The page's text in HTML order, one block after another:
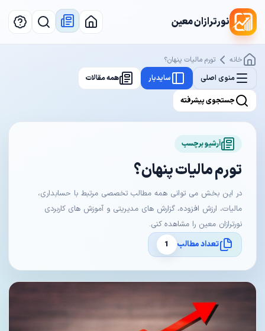
نورترازان معین
خانه
تورم مالیات پنهان؟
منوی اصلی
سایدبار همه مقالات
جستجوی پیشرفته
آرشیو برچسب
تورم مالیات پنهان؟
در این بخش می توانی همه مطالب تخصصی مرتبط با حسابداری،
مالیات، ارزش افزوده، گزارش های مدیریتی و آموزش های کاربردی
نورترازان معین را مشاهده کنی.
تعداد مطالب
1